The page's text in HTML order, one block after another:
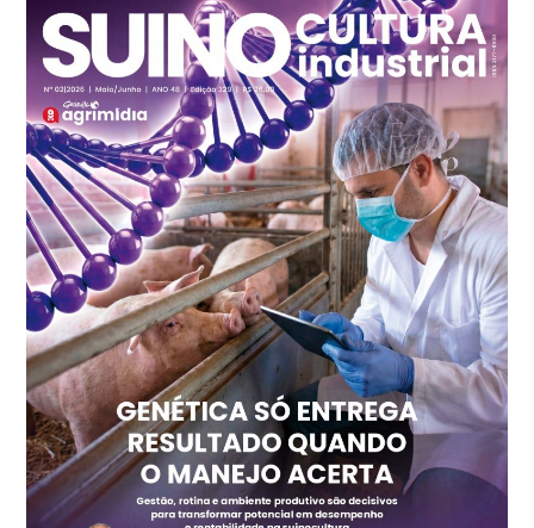
cx
Ovo Branco - Regional
Recife (PE)
R$ 147,74
cx
Ovo Vermelho - Regional
Recife (PE)
R$ 157,72
cx